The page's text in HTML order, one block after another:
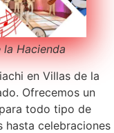
la Hacienda
en Villas de la
Ofrecemos un
todo tipo de
hasta celebraciones